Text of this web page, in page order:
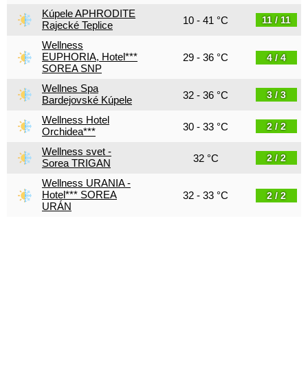
Kúpele APHRODITE
Rajecké Teplice
10 - 41 °C 11 / 11
Wellness
EUPHORIA, Hotel***
SOREA SNP
29 - 36 °C 4 / 4
Wellnes Spa
Bardejovské Kúpele
32 - 36 °C 3 / 3
Wellness Hotel
Orchidea***
30 - 33 °C 2 / 2
Wellness svet -
Sorea TRIGAN
32 °C 2 / 2
Wellness URANIA -
Hotel*** SOREA
URÁN
32 - 33 °C 2 / 2